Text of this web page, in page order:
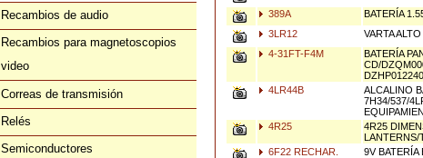
Recambios de audio
Recambios para magnetoscopios
video
Correas de transmisión
Relés
Semiconductores
389A
BATERÍA
3LR12
VARTA
4-31FT-F4M
BATERÍA
CD/
DZHP012240
4LR44B
ALCALINO
7H34/537/
4R25
4R25
LANTERNS/
6F22 RECHAR. 9V BATERÍA